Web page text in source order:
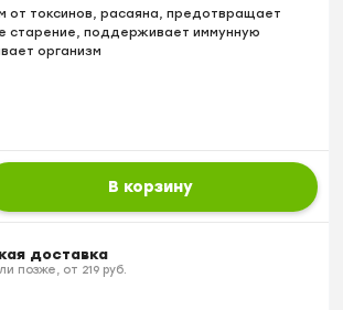
от токсинов, расаяна, предотвращает
старение, поддерживает иммунную
организм
В корзину
доставка
позже, от 219 руб.